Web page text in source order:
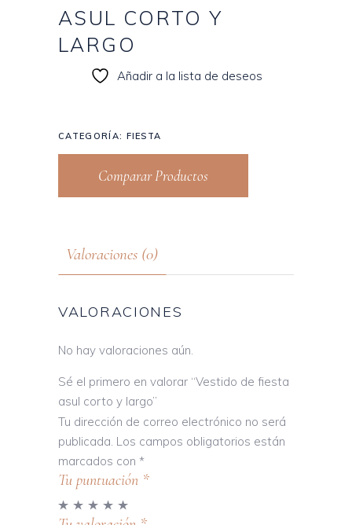
ASUL CORTO Y
LARGO
Añadir a la lista de deseos
CATEGORÍA: FIESTA
Comparar Productos
Valoraciones (0)
VALORACIONES
No hay valoraciones aún.
Sé el primero en valorar “Vestido de fiesta
asul corto y largo”
Tu dirección de correo electrónico no será
publicada. Los campos obligatorios están
marcados con *
Tu puntuación *